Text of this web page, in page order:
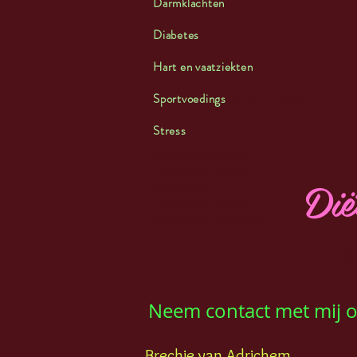
Diabetes
Hart en vaatziekten
Sportvoedings
Stress
Neem contact met mij